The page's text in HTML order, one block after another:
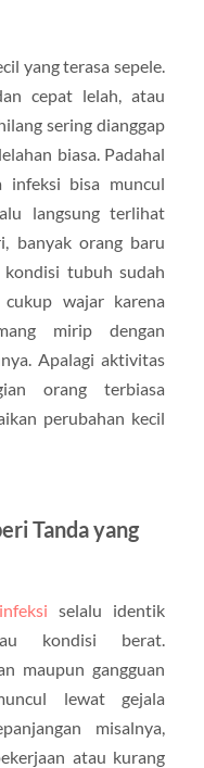
yang terasa sepele.
cepat lelah, atau
sering dianggap
biasa. Padahal
infeksi bisa muncul
langsung terlihat
banyak orang baru
tubuh sudah
wajar karena
mirip dengan
Apalagi aktivitas
orang terbiasa
perubahan kecil
Tanda yang
infeksi selalu identik
kondisi berat.
maupun gangguan
lewat gejala
misalnya,
atau kurang